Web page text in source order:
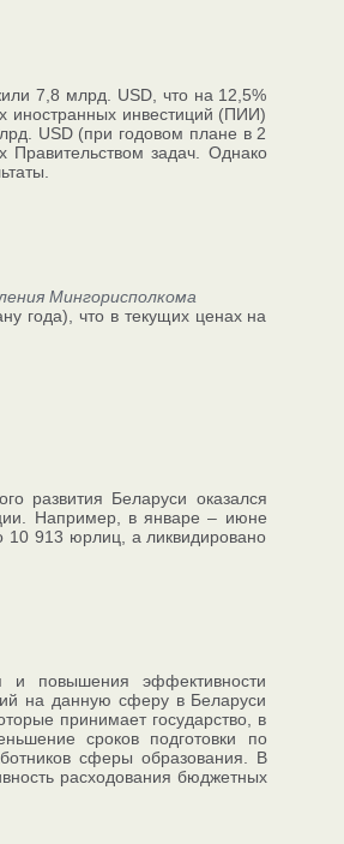
7,8 млрд. USD, что на 12,5%
иностранных инвестиций (ПИИ)
USD (при годовом плане в 2
задач. Однако
Мингорисполкома
года), что в текущих ценах на
развития Беларуси оказался
Например, в январе – июне
10 913 юрлиц, а ликвидировано
и повышения эффективности
на данную сферу в Беларуси
принимает государство, в
сроков подготовки по
сферы образования. В
расходования бюджетных